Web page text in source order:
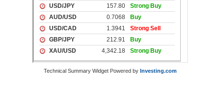
Technical Summary Widget Powered by Investing.com